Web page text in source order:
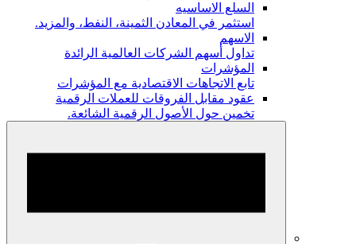
السلع الاساسيه
استثمر في المعادن الثمينة، النفط، والمزيد.
الاسهم
تداول أسهم الشركات العالمية الرائدة
المؤشرات
تابع الاتجاهات الاقتصادية مع المؤشرات
عقود مقابل الفروقات للعملات الرقمية
تخمين حول الأصول الرقمية الشائعة.